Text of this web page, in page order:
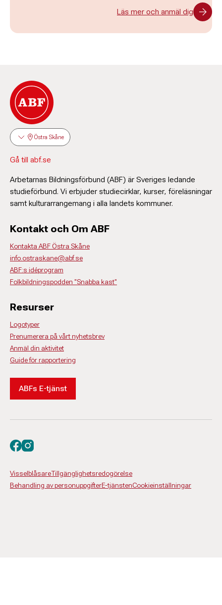
Läs mer och anmäl dig
Östra Skåne
Gå till abf.se
Arbetarnas Bildningsförbund (ABF) är Sveriges ledande
studieförbund. Vi erbjuder studiecirklar, kurser, föreläsningar
samt kulturarrangemang i alla landets kommuner.
Kontakt och Om ABF
Kontakta ABF Östra Skåne
info.ostraskane@abf.se
ABF:s idéprogram
Folkbildningspodden "Snabba kast"
Resurser
Logotyper
Prenumerera på vårt nyhetsbrev
Anmäl din aktivitet
Guide för rapportering
ABFs E-tjänst
VisselblåsareTillgänglighetsredogörelse
Behandling av personuppgifterE-tjänstenCookieinställningar
Besök oss på facebook
Besök oss på instagram